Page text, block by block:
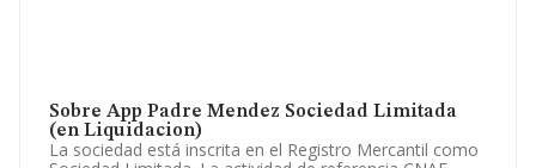
Sobre App Padre Mendez Sociedad Limitada
(en Liquidacion)
La sociedad está inscrita en el Registro Mercantil como